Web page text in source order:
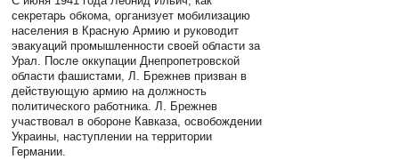
секретарь обкома, организует мобилизацию
населения в Красную Армию и руководит
эвакуаций промышленности своей области за
Урал. После оккупации Днепропетровской
области фашистами, Л. Брежнев призван в
действующую армию на должность
политического работника. Л. Брежнев
участвовал в обороне Кавказа, освобождении
Украины, наступлении на территории
Германии.